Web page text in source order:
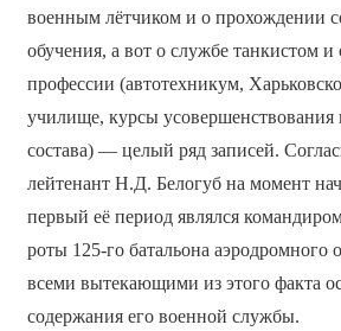
военным лётчиком и о прохождении
обучения, а вот о службе танкистом и
профессии (автотехникум,
училище, курсы усовершенствования
состава) — целый ряд записей.
лейтенант Н.Д. Белогуб на момент
первый её период являлся
роты 125-го батальона аэродромного
всеми вытекающими из этого факта
содержания его военной службы.